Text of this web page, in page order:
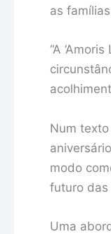
as
“A
Num
modo
futuro das
Uma